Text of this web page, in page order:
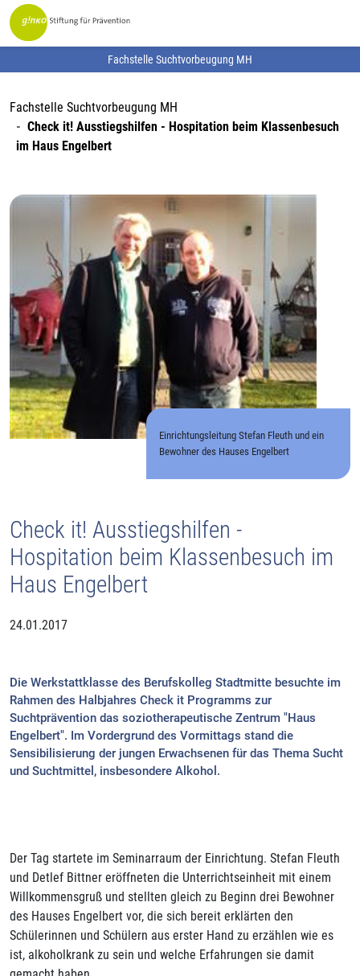
Fachstelle Suchtvorbeugung MH
Fachstelle Suchtvorbeugung MH
Check it! Ausstiegshilfen - Hospitation beim Klassenbesuch
im Haus Engelbert
Einrichtungsleitung Stefan Fleuth und ein
Bewohner des Hauses Engelbert
Check it! Ausstiegshilfen -
Hospitation beim Klassenbesuch im
Haus Engelbert
24.01.2017
Die Werkstattklasse des Berufskolleg Stadtmitte besuchte im
Rahmen des Halbjahres Check it Programms zur
Suchtprävention das soziotherapeutische Zentrum "Haus
Engelbert". Im Vordergrund des Vormittags stand die
Sensibilisierung der jungen Erwachsenen für das Thema Sucht
und Suchtmittel, insbesondere Alkohol.
Der Tag startete im Seminarraum der Einrichtung. Stefan Fleuth
und Detlef Bittner eröffneten die Unterrichtseinheit mit einem
Willkommensgruß und stellten gleich zu Beginn drei Bewohner
des Hauses Engelbert vor, die sich bereit erklärten den
Schülerinnen und Schülern aus erster Hand zu erzählen wie es
ist, alkoholkrank zu sein und welche Erfahrungen sie damit